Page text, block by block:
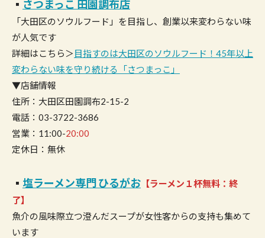
▪︎ さつまっこ 田園調布店
「大田区のソウルフード」を目指し、創業以来変わらない味
が人気です
詳細はこちら＞目指すのは大田区のソウルフード！45年以上
変わらない味を守り続ける「さつまっこ」
▼店舗情報
住所：大田区田園調布2-15-2
電話：03-3722-3686
営業：11:00-20:00
定休日：無休
▪︎ 塩ラーメン専門 ひるがお 【ラーメン１杯無料：終
了】
魚介の風味際立つ澄んだスープが女性客からの支持も集めて
います